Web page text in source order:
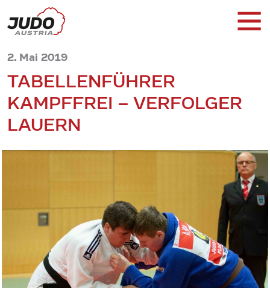
2. Mai 2019
TABELLENFÜHRER
KAMPFFREI – VERFOLGER
LAUERN